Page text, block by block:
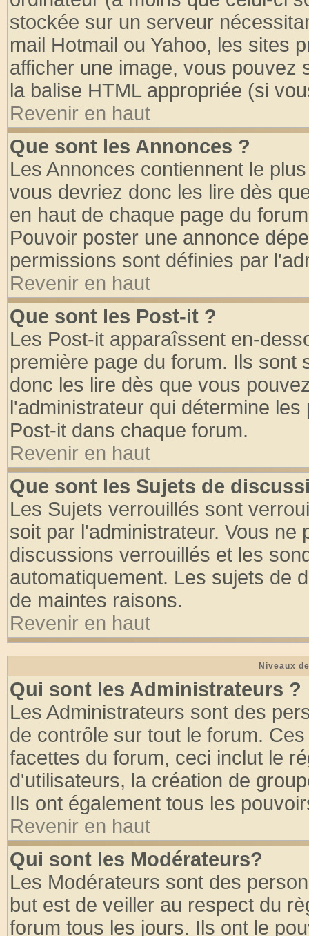
stockée sur un serveur
mail Hotmail ou Yahoo, les sites
afficher une image, vous pouvez
la balise HTML appropriée (si
Revenir en haut
Que sont les Annonces ?
Les Annonces contiennent le
vous devriez donc les lire dès
en haut de chaque page du
Pouvoir poster une annonce
permissions sont définies par
Revenir en haut
Que sont les Post-it ?
Les Post-it apparaîssent en-
première page du forum. Ils
donc les lire dès que vous
l'administrateur qui détermine
Post-it dans chaque forum.
Revenir en haut
Que sont les Sujets de
Les Sujets verrouillés sont
soit par l'administrateur. Vous
discussions verrouillés et les
automatiquement. Les sujets de
de maintes raisons.
Revenir en haut
Niveaux
Qui sont les Administrateurs ?
Les Administrateurs sont des
de contrôle sur tout le forum.
facettes du forum, ceci inclut le
d'utilisateurs, la création de
Ils ont également tous les
Revenir en haut
Qui sont les Modérateurs?
Les Modérateurs sont des
but est de veiller au respect du
forum tous les jours. Ils ont le